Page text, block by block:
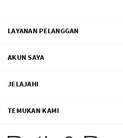
LAYANAN PELANGGAN
AKUN SAYA
JELAJAHI
TEMUKAN KAMI